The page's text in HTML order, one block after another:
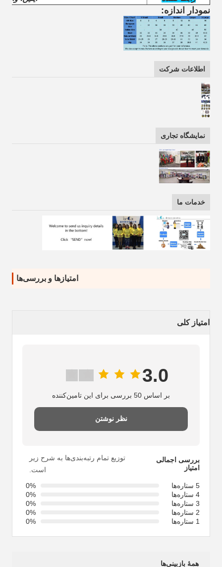
نمودار اندازه:
اطلاعات شرکت
نمایشگاه تجاری
خدمات ما
امتیازها و بررسی‌ها
امتیاز کلی
3.0
بر اساس 50 بررسی برای این تامین‌کننده
نظر نوشتن
بررسی اجمالی
امتیاز
توزیع تمام رتبه‌بندی‌ها به شرح زیر
است.
5 ستاره‌ها
0%
4 ستاره‌ها
0%
3 ستاره‌ها
0%
2 ستاره‌ها
0%
1 ستاره‌ها
0%
همهٔ بازبینی‌ها